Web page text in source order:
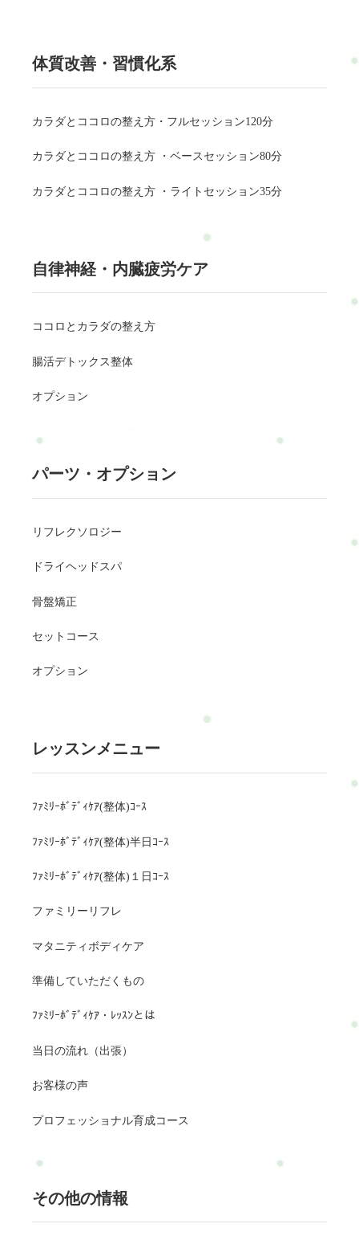
体質改善・習慣化系
カラダとココロの整え方・フルセッション120分
カラダとココロの整え方 ・ベースセッション80分
カラダとココロの整え方 ・ライトセッション35分
自律神経・内臓疲労ケア
ココロとカラダの整え方
腸活デトックス整体
オプション
パーツ・オプション
リフレクソロジー
ドライヘッドスパ
骨盤矯正
セットコース
オプション
レッスンメニュー
ﾌｧﾐﾘｰﾎﾞﾃﾞｨｹｱ(整体)ｺｰｽ
ﾌｧﾐﾘｰﾎﾞﾃﾞｨｹｱ(整体)半日ｺｰｽ
ﾌｧﾐﾘｰﾎﾞﾃﾞｨｹｱ(整体)１日ｺｰｽ
ファミリーリフレ
マタニティボディケア
準備していただくもの
ﾌｧﾐﾘｰﾎﾞﾃﾞｨｹｱ・ﾚｯｽﾝとは
当日の流れ（出張）
お客様の声
プロフェッショナル育成コース
その他の情報